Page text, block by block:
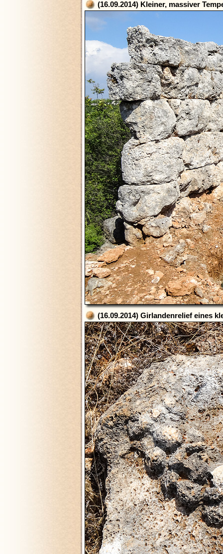
(16.09.2014) Kleiner, massiver
(16.09.2014) Girlandenrelief eines